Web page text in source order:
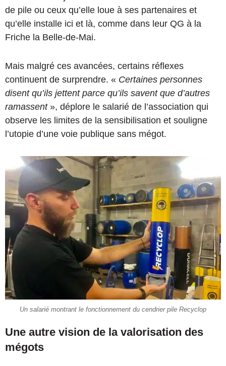
de pile ou ceux qu’elle loue à ses partenaires et
qu’elle installe ici et là, comme dans leur QG à la
Friche la Belle-de-Mai.
Mais malgré ces avancées, certains réflexes
continuent de surprendre. « Certaines personnes
disent qu’ils jettent parce qu’ils savent que d’autres
ramassent», déplore le salarié de l’association qui
observe les limites de la sensibilisation et souligne
l’utopie d’une voie publique sans mégot.
Un salarié montrant le fonctionnement du cendrier pile Recyclop
Une autre vision de la valorisation des
mégots